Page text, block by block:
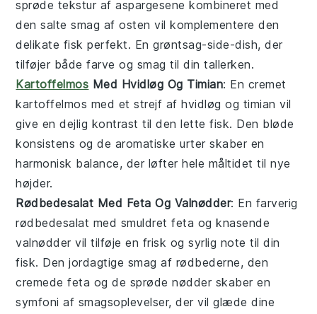
sprøde tekstur af aspargesene kombineret med
den salte smag af osten vil komplementere den
delikate fisk perfekt. Engrøntsag-side-dish, der
tilføjer både farve og smag til din tallerken.
Kartoffelmos Med Hvidløg Og Timian: En cremet
kartoffelmos med et strejf afhvidløg og timian vil
give en dejlig kontrast til den lettefisk. Den bløde
konsistens og de aromatiske urter skaber en
harmonisk balance, der løfter hele måltidet til nye
højder.
Rødbedesalat Med Feta Og Valnødder: En farverig
rødbedesalat med smuldretfeta og knasende
valnødder vil tilføje en frisk og syrlig note til din
fisk. Den jordagtige smag af rødbederne, den
cremede feta og de sprøde nødder skaber en
symfoni af smagsoplevelser, der vil glæde dine